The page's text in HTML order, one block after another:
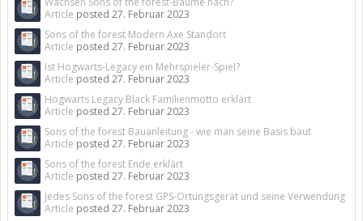
Article posted 27. Februar 2023
Sons of the forest Modern Axe Standort
Article posted 27. Februar 2023
Ist Hogwarts-Legacy ein Mehrspieler-Spiel?
Article posted 27. Februar 2023
Hogwarts Legacy Black Familienmotto erklärt
Article posted 27. Februar 2023
Sons of the forest Bauanleitung - wie man seine Basis baut
Article posted 27. Februar 2023
Sons of the forest Ende erklärt
Article posted 27. Februar 2023
Jedes Sons of the forest GPS-Ortungsgerät und seine Verwendung
Article posted 27. Februar 2023